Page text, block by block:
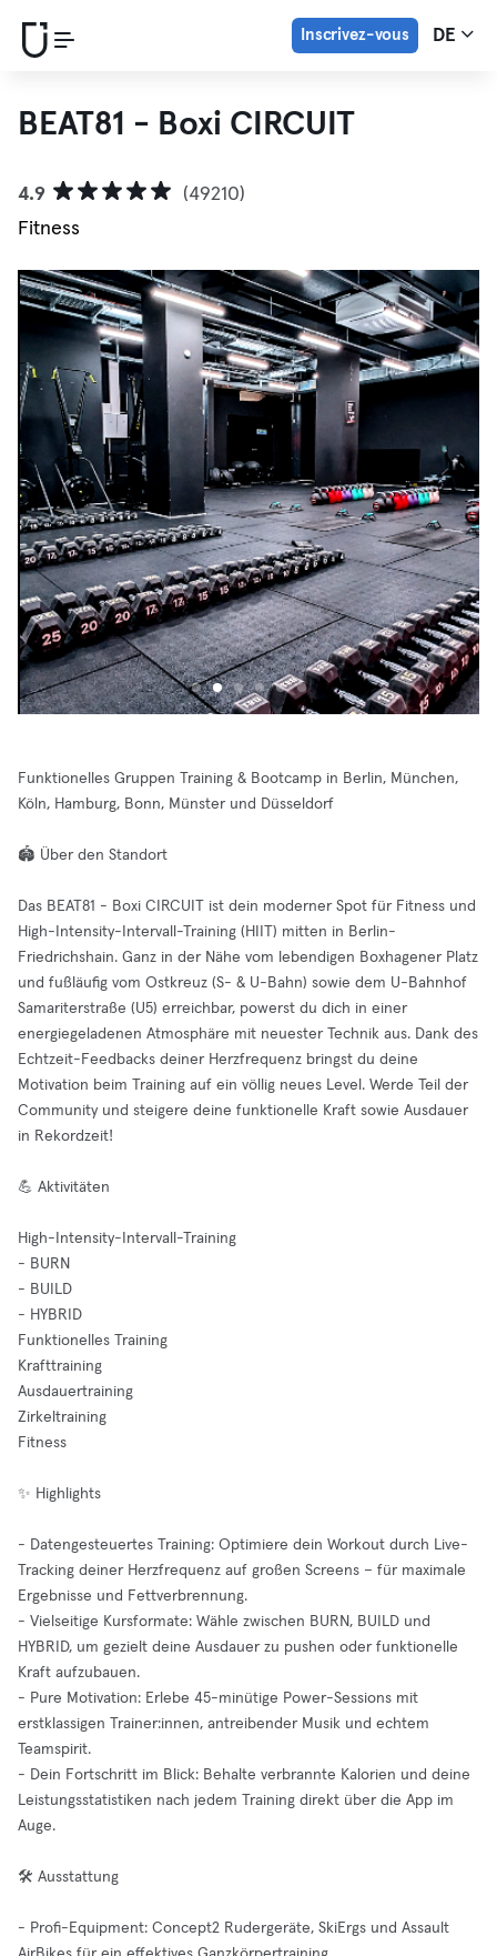
Inscrivez-vous DE
BEAT81 - Boxi CIRCUIT
4.9
(49210)
Fitness
Funktionelles Gruppen Training & Bootcamp in Berlin, München,
Köln, Hamburg, Bonn, Münster und Düsseldorf
🏟️ Über den Standort
Das BEAT81 - Boxi CIRCUIT ist dein moderner Spot für Fitness und
High-Intensity-Intervall-Training (HIIT) mitten in Berlin-
Friedrichshain. Ganz in der Nähe vom lebendigen Boxhagener Platz
und fußläufig vom Ostkreuz (S- & U-Bahn) sowie dem U-Bahnhof
Samariterstraße (U5) erreichbar, powerst du dich in einer
energiegeladenen Atmosphäre mit neuester Technik aus. Dank des
Echtzeit-Feedbacks deiner Herzfrequenz bringst du deine
Motivation beim Training auf ein völlig neues Level. Werde Teil der
Community und steigere deine funktionelle Kraft sowie Ausdauer
in Rekordzeit!
💪 Aktivitäten
High-Intensity-Intervall-Training
- BURN
- BUILD
- HYBRID
Funktionelles Training
Krafttraining
Ausdauertraining
Zirkeltraining
Fitness
✨ Highlights
- Datengesteuertes Training: Optimiere dein Workout durch Live-
Tracking deiner Herzfrequenz auf großen Screens – für maximale
Ergebnisse und Fettverbrennung.
- Vielseitige Kursformate: Wähle zwischen BURN, BUILD und
HYBRID, um gezielt deine Ausdauer zu pushen oder funktionelle
Kraft aufzubauen.
- Pure Motivation: Erlebe 45-minütige Power-Sessions mit
erstklassigen Trainer:innen, antreibender Musik und echtem
Teamspirit.
- Dein Fortschritt im Blick: Behalte verbrannte Kalorien und deine
Leistungsstatistiken nach jedem Training direkt über die App im
Auge.
🛠️ Ausstattung
- Profi-Equipment: Concept2 Rudergeräte, SkiErgs und Assault